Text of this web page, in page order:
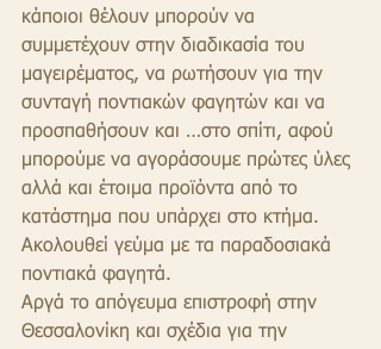
κάποιοι θέλουν μπορούν να
συμμετέχουν στην διαδικασία του
μαγειρέματος, να ρωτήσουν για την
συνταγή ποντιακών φαγητών και να
προσπαθήσουν και …στο σπίτι, αφού
μπορούμε να αγοράσουμε πρώτες ύλες
αλλά και έτοιμα προϊόντα από το
κατάστημα που υπάρχει στο κτήμα.
Ακολουθεί γεύμα με τα παραδοσιακά
ποντιακά φαγητά.
Αργά το απόγευμα επιστροφή στην
Θεσσαλονίκη και σχέδια για την